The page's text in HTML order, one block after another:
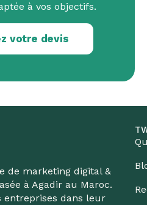
à vos objectifs.
votre devis
de marketing digital &
à Agadir au Maroc.
entreprises dans leur